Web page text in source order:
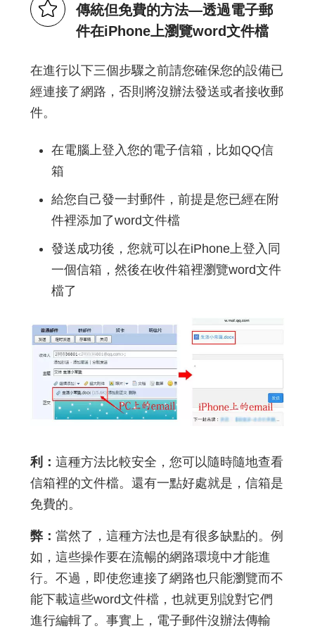
傳統但免費的方法—透過電子郵
件在iPhone上瀏覽word文件檔
在進行以下三個步驟之前請您確保您的設備已
經連接了網路，否則將沒辦法發送或者接收郵
件。
在電腦上登入您的電子信箱，比如QQ信
箱
給您自己發一封郵件，前提是您已經在附
件裡添加了word文件檔
發送成功後，您就可以在iPhone上登入同
一個信箱，然後在收件箱裡瀏覽word文件
檔了
利： 這種方法比較安全，您可以隨時隨地查看
信箱裡的文件檔。還有一點好處就是，信箱是
免費的。
弊： 當然了，這種方法也是有很多缺點的。例
如，這些操作要在流暢的網路環境中才能進
行。不過，即使您連接了網路也只能瀏覽而不
能下載這些word文件檔，也就更別說對它們
進行編輯了。事實上，電子郵件沒辦法傳輸